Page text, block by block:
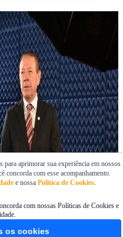
para aprimorar sua experiência em nossos
concorda com esse acompanhamento.
e nossa Política de Cookies.
com nossas Políticas de Cookies e
os cookies